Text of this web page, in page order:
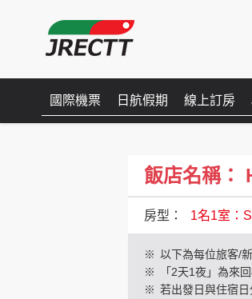
國際機票 日航假期 線上訂房
飯店名稱：
房型： 1名1室：
※ 以下為每位旅客/
※
「2天1夜」為來
※ 若出發日與住宿